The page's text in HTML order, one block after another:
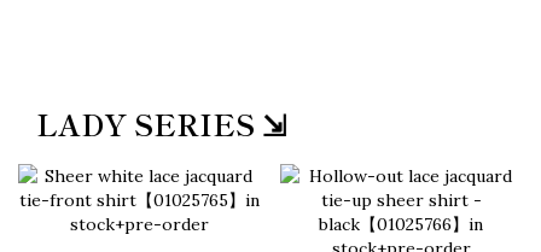
LADY SERIES ⇲